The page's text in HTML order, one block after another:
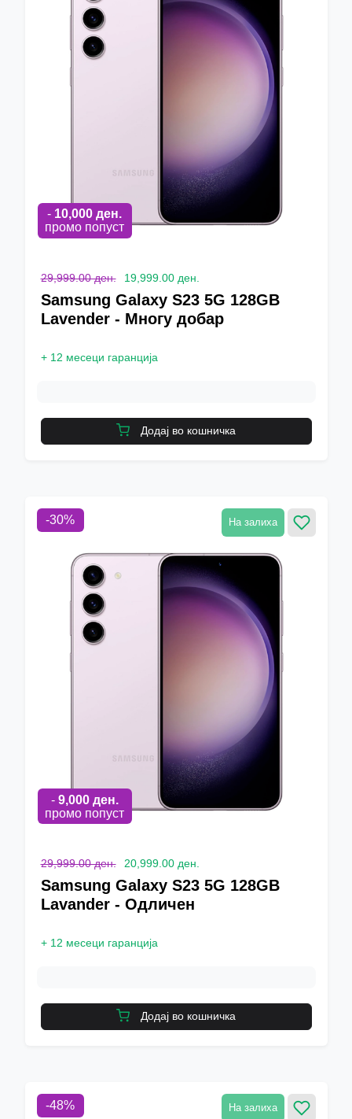
- 10,000 ден.
промо попуст
29,999.00 ден. 19,999.00 ден.
Samsung Galaxy S23 5G 128GB
Lavender - Многу добар
+ 12 месеци гаранција
Додај во кошничка
-30% На залиха
- 9,000ден.
промо попуст
29,999.00 ден. 20,999.00 ден.
Samsung Galaxy S23 5G 128GB
Lavander - Одличен
+ 12 месеци гаранција
Додај во кошничка
-48% На залиха